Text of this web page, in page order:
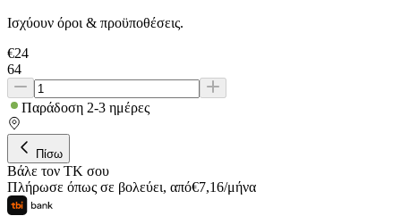
Ισχύουν όροι & προϋποθέσεις.
€24
64
Παράδοση 2-3 ημέρες
Πίσω
Βάλε τον ΤΚ σου
Πλήρωσε όπως σε βολεύει, από€7,16/μήνα